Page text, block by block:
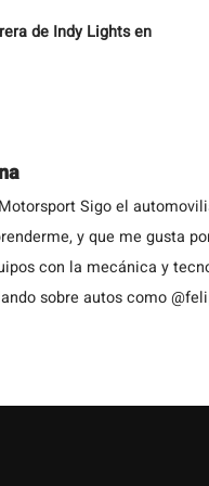
de Indy Lights en
Sigo el
y que me gusta
con la mecánica y
sobre autos como